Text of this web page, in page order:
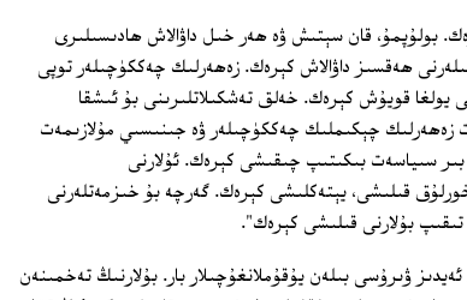
بولۇپمۇ، قان سېتىش ۋە ھەر خىل داۋالاش ھادىسىلىرى
ھەقسىز داۋالاش كېرەك. زەھەرلىك چەككۈچىلەر توپى
يولغا قويۇش كېرەك. خەلق تەشكىلاتلىرىنى بۇ ئىشقا
زەھەرلىك چېكىملىك چەككۈچىلەر ۋە جىنىسىي مۇلازىمەت
بىر سىياسەت بىكىتىپ چىقىشى كېرەك. ئۇلارنى
قىلىشى، يېتەكلىشى كېرەك. گەرچە بۇ خىزمەتلەرنى
بۇلارنى قىلىشى كېرەك".
مىليوندىن ئارتۇق ئەيدىز ۋىرۇسى بىلەن يۇقۇملانغۇچىلار بار. بۇلارنىڭ تەخمىنەن